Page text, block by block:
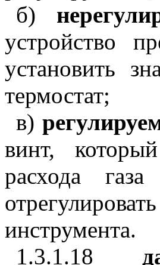
б)
устройство
установить
термостат;
в)
винт,
расхода
инструмента.
1.3.1.18